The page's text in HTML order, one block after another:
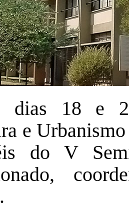
dias 18 e
e
do V